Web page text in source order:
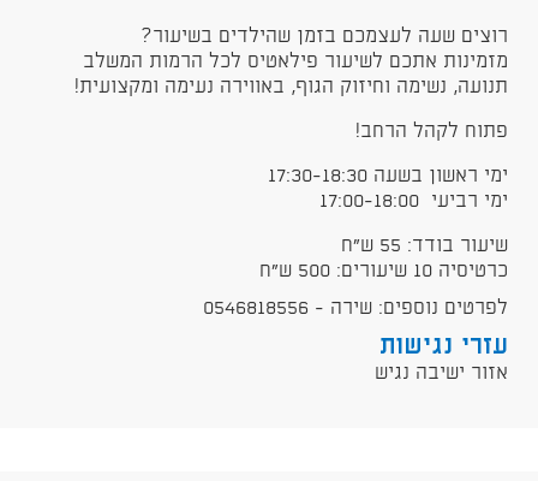
רוצים שעה לעצמכם בזמן שהילדים בשיעור?
מזמינות אתכם לשיעור פילאטיס לכל הרמות המשלב
תנועה, נשימה וחיזוק הגוף, באווירה נעימה ומקצועית!
פתוח לקהל הרחב!
ימי ראשון בשעה 17:30-18:30
ימי רביעי 17:00-18:00
שיעור בודד: 55 ש"ח
כרטיסיה 10 שיעורים: 500 ש"ח
לפרטים נוספים: שירה - 0546818556
עזרי נגישות
אזור ישיבה נגיש